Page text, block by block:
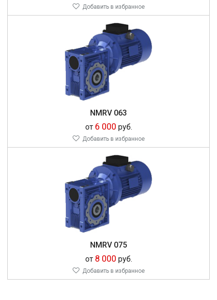
Добавить в избранное
NMRV 063
от 6 000 руб.
Добавить в избранное
NMRV 075
от 8 000 руб.
Добавить в избранное